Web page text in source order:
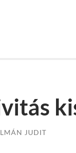
JUDIT